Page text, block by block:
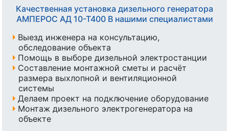
Качественная установка дизельного генератора
АМПЕРОС АД 10-Т400 B нашими специалистами
Выезд инженера на консультацию,
обследование объекта
Помощь в выборе дизельной электростанции
Составление монтажной сметы и расчёт
размера выхлопной и вентиляционной
системы
Делаем проект на подключение оборудование
Монтаж дизельного электрогенератора на
объекте